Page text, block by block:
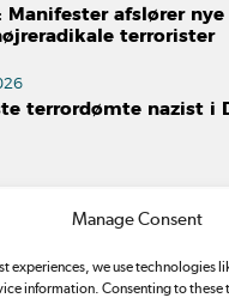
Manage Consent
experiences, we use technologies
information. Consenting to
Manifester afslører
terrorister
terrordømte nazist i